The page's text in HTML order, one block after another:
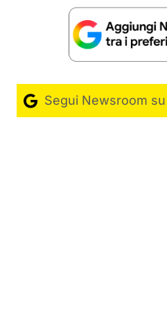
Segui Newsroom